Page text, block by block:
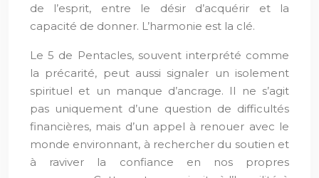
de l’esprit, entre le désir d’acquérir et la
capacité de donner. L’harmonie est la clé.
Le 5 de Pentacles, souvent interprété comme
la précarité, peut aussi signaler un isolement
spirituel et un manque d’ancrage. Il ne s’agit
pas uniquement d’une question de difficultés
financières, mais d’un appel à renouer avec le
monde environnant, à rechercher du soutien et
à raviver la confiance en nos propres